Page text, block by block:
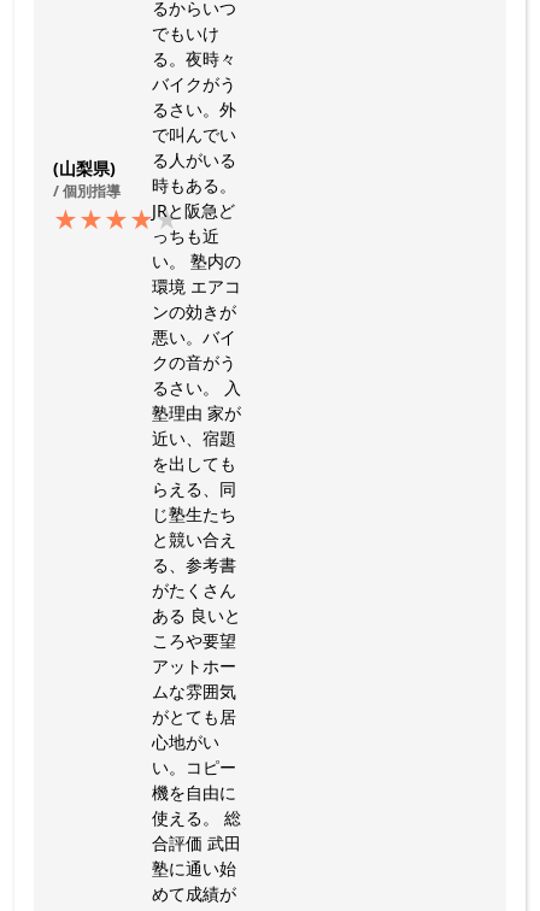
(山梨県)
/ 個別指導
★★★★★
るからいつ
でもいけ
る。夜時々
バイクがう
るさい。外
で叫んでい
る人がいる
時もある。
JRと阪急ど
っちも近
い。 塾内の
環境 エアコ
ンの効きが
悪い。バイ
クの音がう
るさい。 入
塾理由 家が
近い、宿題
を出しても
らえる、同
じ塾生たち
と競い合え
る、参考書
がたくさん
ある 良いと
ころや要望
アットホー
ムな雰囲気
がとても居
心地がい
い。コピー
機を自由に
使える。 総
合評価 武田
塾に通い始
めて成績が